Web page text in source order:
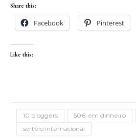
Share this:
Facebook Pinterest
Like this:
10 bloggers 50€ em dinheiro
sorteio internacional